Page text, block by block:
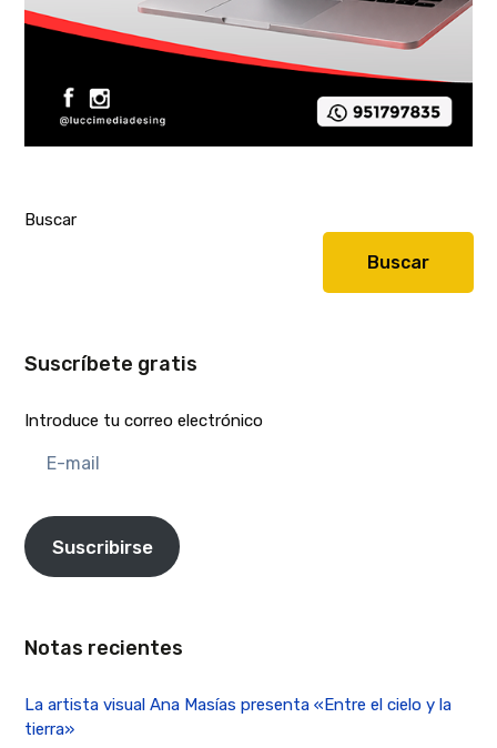
Buscar
Buscar
Suscríbete gratis
Introduce tu correo electrónico
mail
Suscribirse
Notas recientes
La artista visual Ana Masías presenta «Entre el cielo y la
tierra»